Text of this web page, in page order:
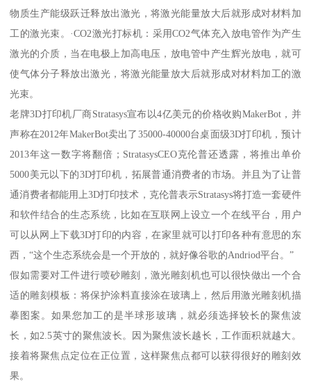
物质生产能级跃迁释放出激光，将激光能量放大后就形成对材料加
工的激光束。·CO2激光打标机：采用CO2气体充入放电管作为产生
激光的介质，当在电极上加高电压，放电管中产生辉光放电，就可
使气体分子释放出激光，将激光能量放大后就形成对材料加工的激
光束。
老牌3D打印机厂商Stratasys宣布以4亿美元的价格收购MakerBot，并
声称在2012年MakerBot卖出了35000-40000台桌面级3D打印机，预计
2013年这一数字将翻倍；StratasysCEO克伦普还透露，将推出单价
5000美元以下的3D打印机，拓展普通消费者的市场。并且为了让普
通消费者都能用上3D打印技术，克伦普表示Stratasys将打造一套硬件
和软件结合的生态系统，比如在互联网上设立一个在线平台，用户
可以从网上下载3D打印的内容，在家里就可以打印各种有意思的东
西，“这个生态系统会是一个开放的，就好像谷歌的Andriod平台。”
假如需要对工件进行喷砂雕刻，激光雕刻机也可以很快做出一个合
适的雕刻模板：将保护涂料直接涂在玻璃上，然后用激光雕刻机描
摹图案。如果您加工的是半球形玻璃，就必须选择较长的聚焦波
长，如2.5英寸的聚焦波长。因为聚焦波长越长，工作面积就越大。
接着将聚焦点定位在正位置，这样聚焦点都可以获得很好的雕刻效
果。